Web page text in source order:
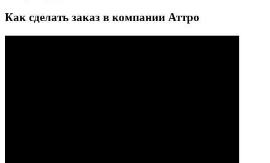
Как сделать заказ в компании Аттро